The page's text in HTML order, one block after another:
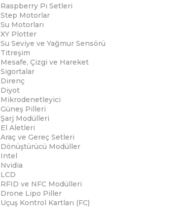
Raspberry Pi Setleri
Step Motorlar
Su Motorları
XY Plotter
Su Seviye ve Yağmur Sensörü
Titreşim
Mesafe, Çizgi ve Hareket
Sigortalar
Direnç
Diyot
Mikrodenetleyici
Güneş Pilleri
Şarj Modülleri
El Aletleri
Araç ve Gereç Setleri
Dönüştürücü Modüller
Intel
Nvidia
LCD
RFID ve NFC Modülleri
Drone Lipo Piller
Uçuş Kontrol Kartları (FC)